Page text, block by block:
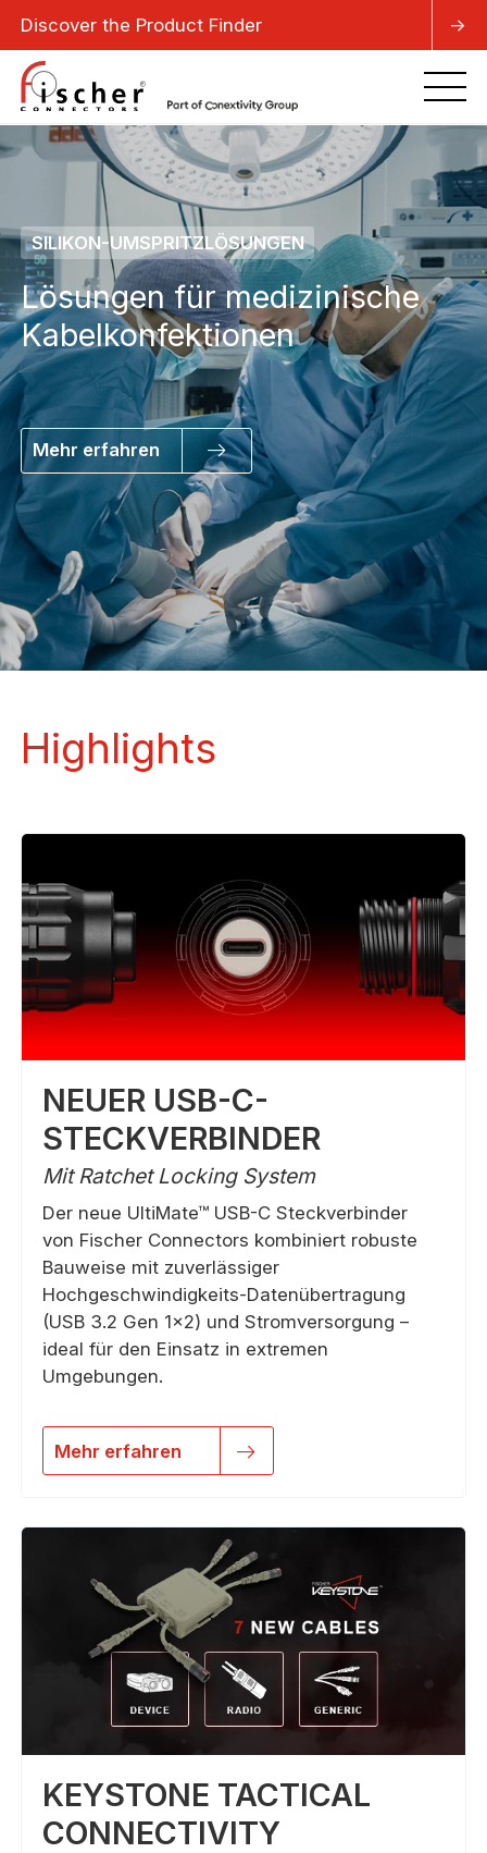
Discover the Product Finder ->
SILIKON-UMSPRITZLÖSUNGEN
Lösungen für medizinische
Kabelkonfektionen
Mehr erfahren
Highlights
NEUER USB-C-
STECKVERBINDER
Mit Ratchet Locking System
Der neue UltiMate™ USB-C Steckverbinder
von Fischer Connectors kombiniert robuste
Bauweise mit zuverlässiger
Hochgeschwindigkeits-Datenübertragung
(USB 3.2 Gen 1×2) und Stromversorgung –
ideal für den Einsatz in extremen
Umgebungen.
Mehr erfahren
KEYSTONE TACTICAL
CONNECTIVITY